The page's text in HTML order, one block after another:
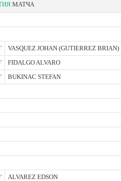
МАТЧА
VASQUEZ JOHAN (GUTIERREZ BRIAN)
FIDALGO ALVARO
BUKINAC STEFAN
ALVAREZ EDSON